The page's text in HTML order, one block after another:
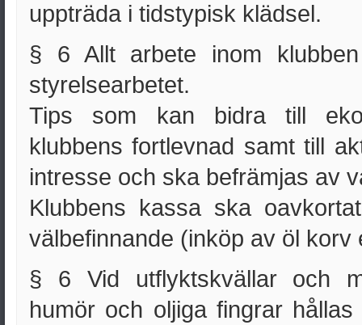
uppträda i tidstypisk klädsel.
§ 6 Allt arbete inom
styrelsearbetet.
Tips som kan bidra till
klubbens fortlevnad samt till
intresse och ska befrämjas av
Klubbens kassa ska
välbefinnande (inköp av öl korv
§ 6 Vid utflyktskvällar och
humör och oljiga fingrar